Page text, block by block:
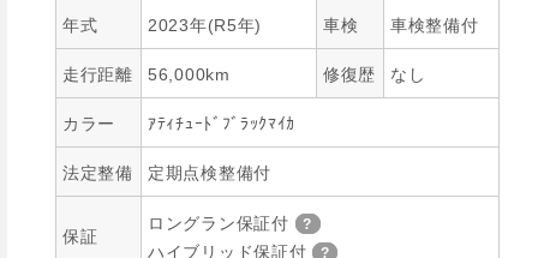
年式 2023年(R5年) 車検 車検整備付
走行距離 56,000km 修復歴 なし
カラー ｱﾃｨﾁｭｰﾄﾞﾌﾞﾗｯｸﾏｲｶ
法定整備 定期点検整備付
保証
ロングラン保証付
ハイブリッド保証付